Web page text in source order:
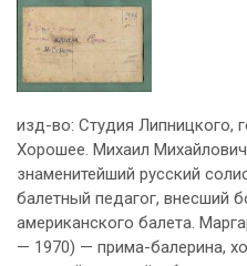
изд-во: Студия Липницкого,
Хорошее. Михаил
знаменитейший русский
балетный педагог, внесший
американского балета.
— 1970) — прима-балерина,